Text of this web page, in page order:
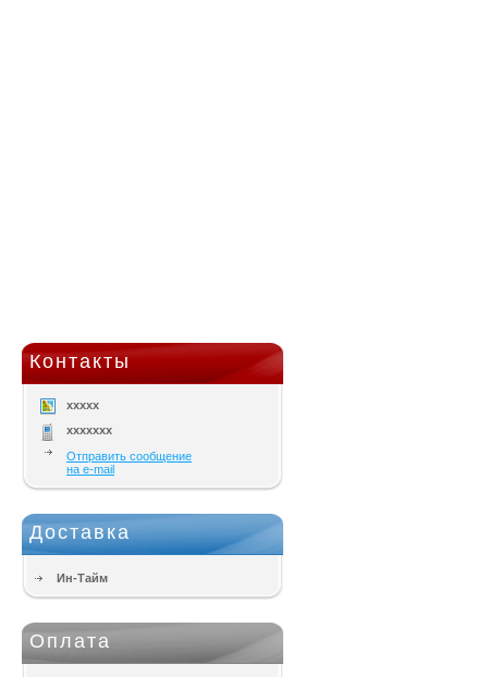
Контакты
xxxxx
xxxxxxx
Отправить сообщение
на e-mail
Доставка
Ин-Тайм
Оплата